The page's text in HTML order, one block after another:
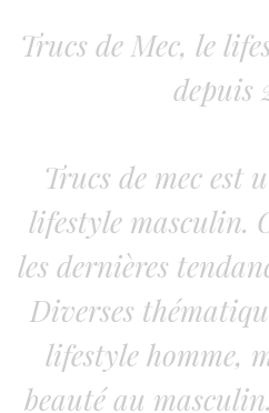
Trucs de Mec, le
depuis
Trucs de mec est
lifestyle masculin.
les dernières
Diverses
lifestyle homme,
beauté au